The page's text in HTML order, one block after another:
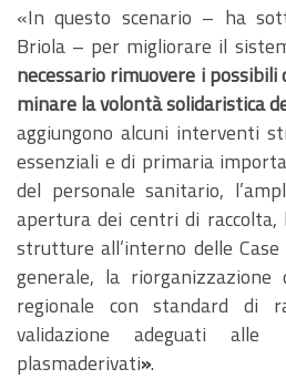
«In questo scenario – ha
Briola – per migliorare il
necessario rimuovere i
minare la volontà solidaristica
aggiungono alcuni interventi
essenziali e di primaria
del personale sanitario,
apertura dei centri di raccolta,
strutture all’interno delle
generale, la
regionale con standard di
validazione adeguati
plasmaderivati».